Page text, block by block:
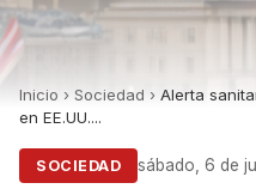
Inicio › Sociedad › Alerta
en EE.UU....
SOCIEDAD sábado, 6 de